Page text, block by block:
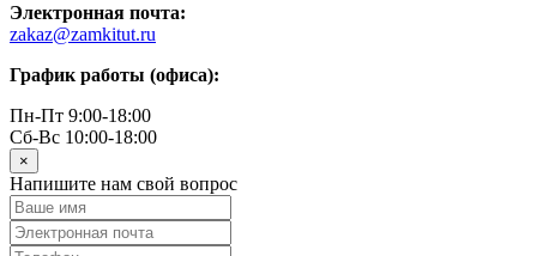
Электронная почта:
zakaz@zamkitut.ru
График работы (офиса):
Пн-Пт 9:00-18:00
Сб-Вс 10:00-18:00
×
Напишите нам свой вопрос